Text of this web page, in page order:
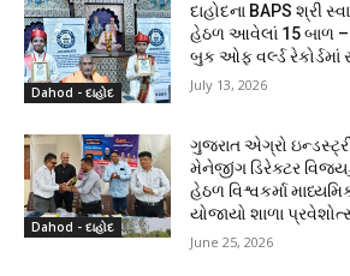
Dahod - દાહોદ
દાહોદના BAPS શ્રી
હેઠળ આવેલાં 15 બાળ
બુક ઓફ વર્લ્ડ
July 13, 2026
Dahod - દાહોદ
ગુજરાત એગ્રો
મેનેજીંગ ડિરેક્ટર
હેઠળ વિશ્વકર્મા
યોજાયો શાળા
June 25, 2026